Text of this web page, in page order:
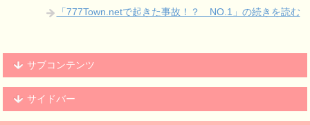
「777Town.netで起きた事故！？ NO.1」の続きを読む
サブコンテンツ
サイドバー